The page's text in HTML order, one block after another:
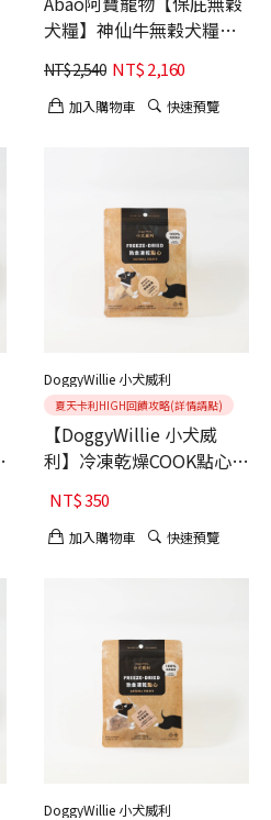
犬糧】神仙牛無穀犬糧
6kg
NT$2,540 NT$2,160
加入購物車 快速預覽
DoggyWillie 小犬威利
夏天卡利HIGH回饋攻略(詳情請點)
【DoggyWillie 小犬威
利】冷凍乾燥COOK點心
犬 COOK 小犬威利 深海鮭
魚30g
NT$350
加入購物車 快速預覽
DoggyWillie 小犬威利